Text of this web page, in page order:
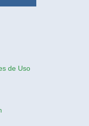
de Uso